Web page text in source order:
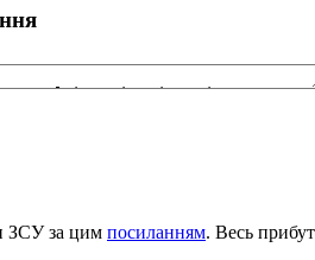
ЗСУ за цим посиланням. Весь